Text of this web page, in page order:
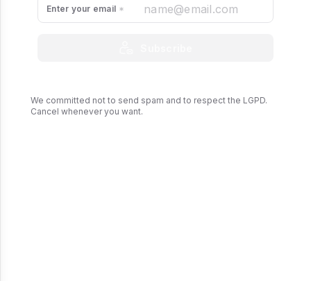
Enter your email
We committed not to send spam and to respect the LGPD.
Cancel whenever you want.